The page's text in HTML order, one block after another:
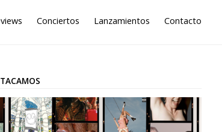
Conciertos Lanzamientos Contacto